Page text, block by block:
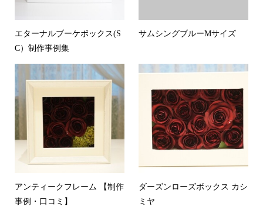
エターナルブーケボックス(S
C）制作事例集
サムシングブルーMサイズ
アンティークフレーム 【制作
事例・口コミ】
ダーズンローズボックス カシ
ミヤ